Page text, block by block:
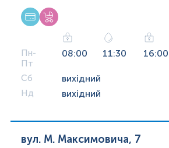
Пн-
Пт
08:00 11:30 16:00
Сб вихідний
Нд вихідний
вул. М. Максимовича, 7